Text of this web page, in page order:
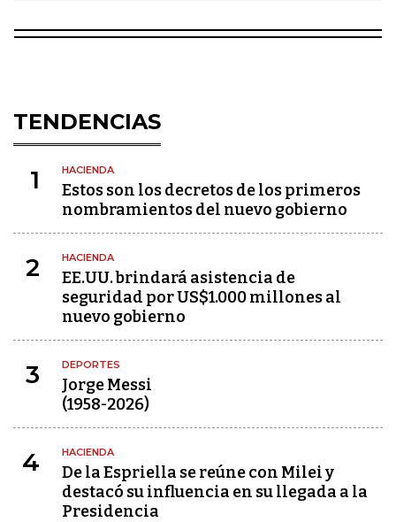
TENDENCIAS
1 HACIENDA
Estos son los decretos de los primeros
nombramientos del nuevo gobierno
2 HACIENDA
EE.UU. brindará asistencia de
seguridad por US$1.000 millones al
nuevo gobierno
3 DEPORTES
Jorge Messi
(1958-2026)
4 HACIENDA
De la Espriella se reúne con Milei y
destacó su influencia en su llegada a la
Presidencia